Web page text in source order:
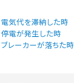
電気代を滞納した時
停電が発生した時
ブレーカーが落ちた時